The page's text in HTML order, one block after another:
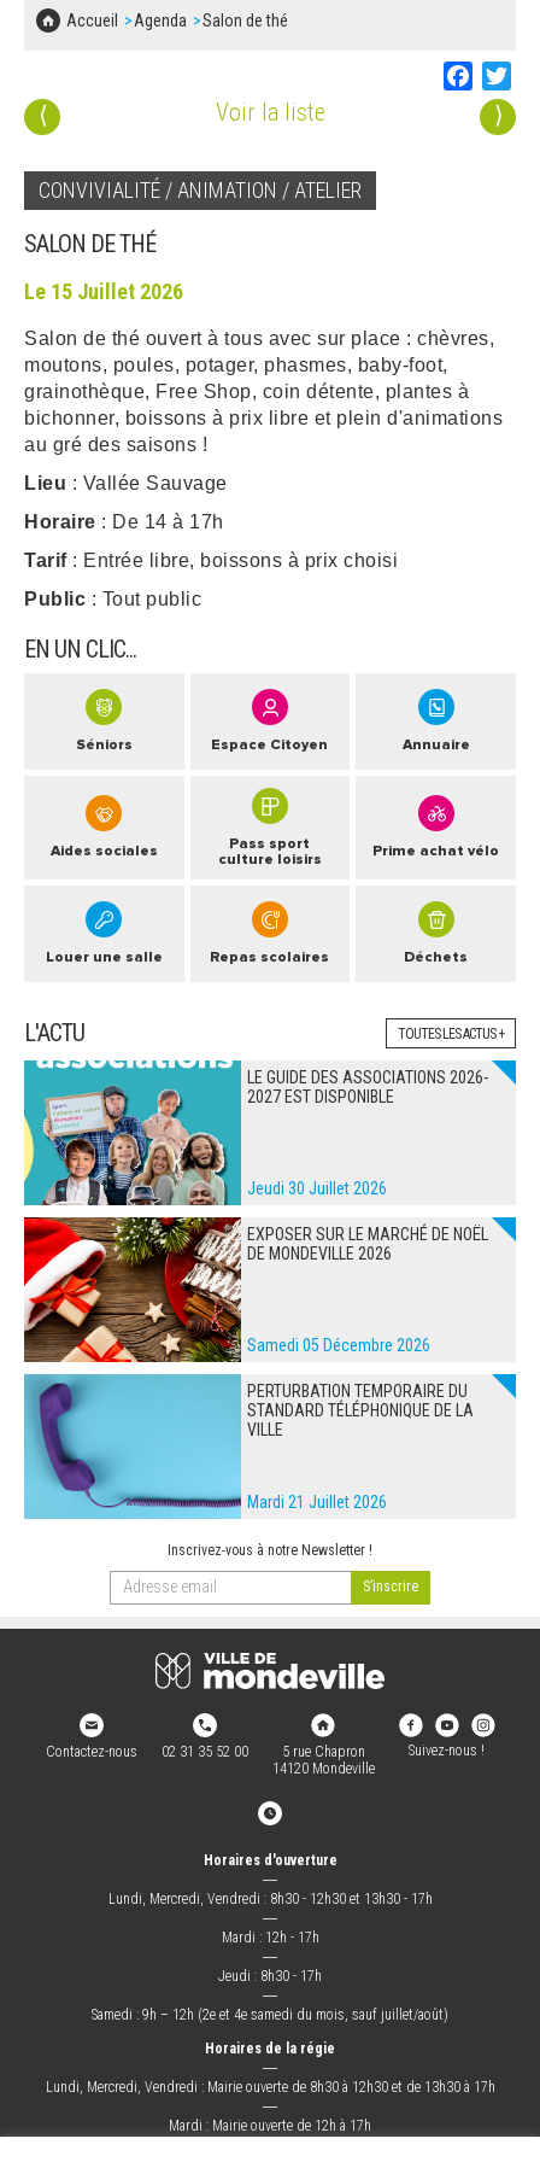
Accueil Agenda Salon de thé
⟨ Voir la liste ⟩
CONVIVIALITÉ / ANIMATION / ATELIER
SALON DE THÉ
Le 15 Juillet 2026
Salon de thé ouvert à tous avec sur place : chèvres,
moutons, poules, potager, phasmes, baby-foot,
grainothèque, Free Shop, coin détente, plantes à
bichonner, boissons à prix libre et plein d'animations
au gré des saisons !
Lieu : Vallée Sauvage
Horaire : De 14 à 17h
Tarif: Entrée libre, boissons à prix choisi
Public : Tout public
EN UN CLIC...
Séniors Espace Citoyen Annuaire
Aides sociales
Pass sport
culture loisirs
Prime achat vélo
Louer une salle Repas scolaires Déchets
L'ACTU TOUTES LES ACTUS +
LE GUIDE DES ASSOCIATIONS 2026-
2027 EST DISPONIBLE
Jeudi 30 Juillet 2026
EXPOSER SUR LE MARCHÉ DE NOËL
DE MONDEVILLE 2026
Samedi 05 Décembre 2026
PERTURBATION TEMPORAIRE DU
STANDARD TÉLÉPHONIQUE DE LA
VILLE
Mardi 21 Juillet 2026
Inscrivez-vous à notre Newsletter !
Contactez-nous 02 31 35 52 00
5 rue Chapron
14120 Mondeville
Suivez-nous !
Horaires d'ouverture
―
Lundi, Mercredi, Vendredi : 8h30 - 12h30 et 13h30 - 17h
―
Mardi : 12h - 17h
―
Jeudi : 8h30 - 17h
―
Samedi : 9h – 12h (2e et 4e samedi du mois, sauf juillet/août)
Horaires de la régie
―
Lundi, Mercredi, Vendredi : Mairie ouverte de 8h30 à 12h30 et de 13h30 à 17h
―
Mardi : Mairie ouverte de 12h à 17h
CONCERTATIONS PUBLIQUES
SOLIDARITÉ, LOGEMENT
SÉNIORS
EMPLOI
URBANISME
DECHETS
SIGNALEMENTS
BESOIN D'UNE AIDE ?
LES ASSOCIATIONS
MARCHÉS PUBLICS
DOCUMENT D'INFORMATION COMMUNAL
REGLEMENT LOCAL DE PUBLICITÉ
DECLARATION DE DEMARCHAGE
DOSSIER DE DEMANDE DE SUBVENTION
DEMANDE DE PRÊT DE MATERIEL
FICHE D'ORGANISATION MANIFESTATION
PLAN D'ACTION MUNICIPAL
ARRÊTÉS MUNICIPAUX
DÉLIBÉRATIONS